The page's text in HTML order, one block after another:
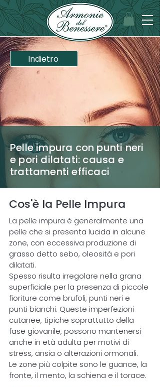
Indietro
Pelle impura con punti neri
e pori dilatati: causa e
trattamenti efficaci
Cos'è la Pelle Impura
La pelle impura è generalmente una
pelle che si presenta lucida in alcune
zone, con eccessiva produzione di
grasso detto sebo, oleosità e pori
dilatati.
Spesso risulta irregolare nella grana
superficiale per la presenza di piccole
fioriture come brufoli, punti neri e
punti bianchi. Queste imperfezioni
cutanee, tipiche soprattutto della
fase giovanile, possono mantenersi
anche in età adulta per motivi di
stress, ansia o alterazioni ormonali.
Le zone più colpite sono le guance, la
fronte, il mento, la schiena e il torace.